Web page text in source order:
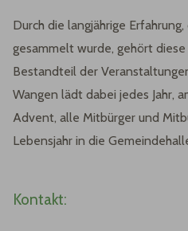
Durch die langjährige
gesammelt wurde, gehört
Bestandteil der
Wangen lädt dabei jedes Jahr,
Advent, alle Mitbürger und
Lebensjahr in die
Kontakt: